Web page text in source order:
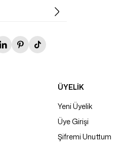
ÜYELİK
Yeni Üyelik
Üye Girişi
Şifremi Unuttum